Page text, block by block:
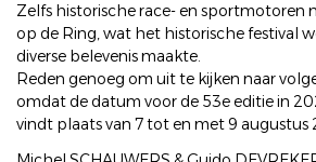
Zelfs historische race- en sportmotoren
op de Ring, wat het historische festival
diverse belevenis maakte.
Reden genoeg om uit te kijken naar
omdat de datum voor de 53e editie in
vindt plaats van 7 tot en met 9 augustus